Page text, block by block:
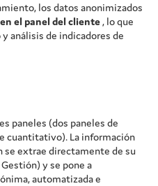
los datos anonimizados
el panel del cliente, lo que
análisis de indicadores de
paneles (dos paneles de
cuantitativo). La información
se extrae directamente de su
y se pone a
automatizada e